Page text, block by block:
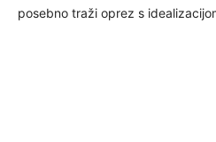
posebno traži oprez s